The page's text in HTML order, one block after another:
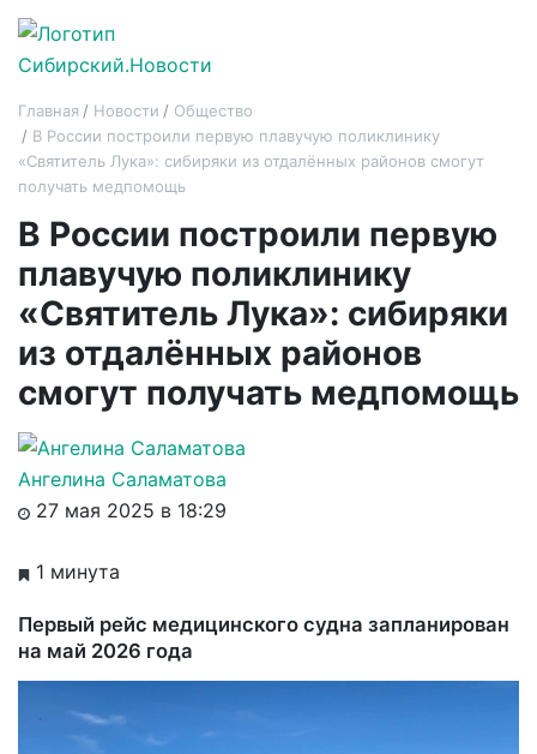
Главная Новости
Общество
В России построили первую плавучую поликлинику
«Святитель Лука»: сибиряки из отдалённых районов смогут
получать медпомощь
В России построили первую
плавучую поликлинику
«Святитель Лука»: сибиряки
из отдалённых районов
смогут получать медпомощь
Ангелина Саламатова
27 мая 2025 в 18:29
1 минута
Первый рейс медицинского судна запланирован
на май 2026 года